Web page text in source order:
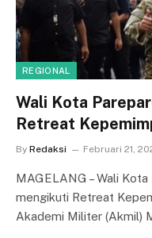
REGIONAL
Wali Kota
Retreat
By Redaksi Februari 21,
MAGELANG – Wali Kota
mengikuti Retreat
Akademi Militer (Akmil)